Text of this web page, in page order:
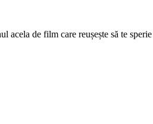
de film care reușește să te